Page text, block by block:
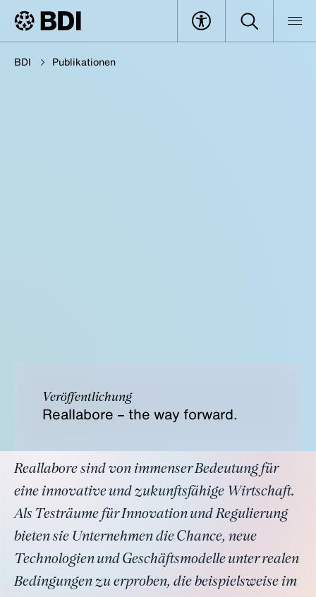
BDI Publikationen
Veröffentlichung
Reallabore – the way forward.
Reallabore sind von immenser Bedeutung für
eine innovative und zukunftsfähige Wirtschaft.
Als Testräume für Innovation und Regulierung
bieten sie Unternehmen die Chance, neue
Technologien und Geschäftsmodelle unter realen
Bedingungen zu erproben, die beispielsweise im